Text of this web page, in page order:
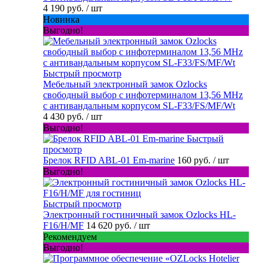
4 190 руб. / шт
Новинка
Выгодно!
Быстрый просмотр
Мебельный электронный замок Ozlocks
свободный выбор с инфотерминалом 13,56 MHz
с антивандальным корпусом SL-F33/FS/MF/Wt
4 430 руб. / шт
Выгодно!
Быстрый
просмотр
Брелок RFID ABL-01 Em-marine 160 руб. / шт
Выгодно!
Быстрый просмотр
Электронный гостиничный замок Ozlocks HL-
F16/H/MF 14 620 руб. / шт
Рекомендуем
Выгодно!